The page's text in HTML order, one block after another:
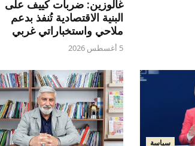
غالوزين: ضربات كييف على
البنية الاقتصادية تُنفذ بدعم
ملاحي واستخباراتي غربي
5 أغسطس 2026
سياسة